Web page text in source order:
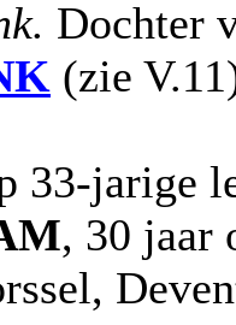
Dochter
(zie
33-jarige
, 30 jaar